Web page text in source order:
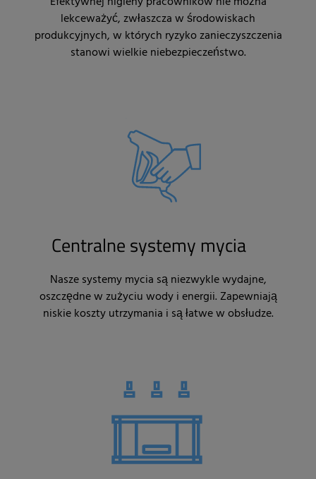
lekceważyć, zwłaszcza w środowiskach
produkcyjnych, w których ryzyko zanieczyszczenia
stanowi wielkie niebezpieczeństwo.
Centralne systemy mycia
Nasze systemy mycia są niezwykle wydajne,
oszczędne w zużyciu wody i energii. Zapewniają
niskie koszty utrzymania i są łatwe w obsłudze.